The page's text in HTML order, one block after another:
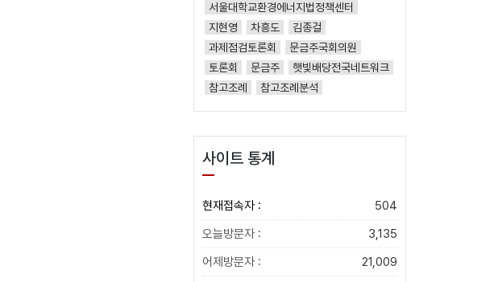
서울대학교환경에너지법정책센터
지현영
차흥도
김종걸
과제점검토론회
문금주국회의원
토론회
문금주
햇빛배당전국네트워크
참고조례
참고조례분석
사이트 통계
현재접속자 :
504
오늘방문자 :
3,135
어제방문자 :
21,009